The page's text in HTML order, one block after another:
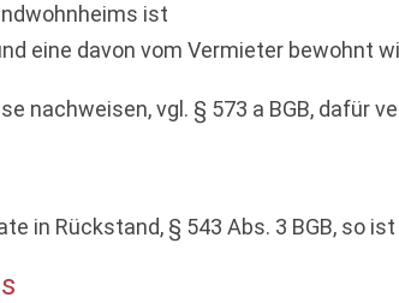
ist
eine davon vom Vermieter bewohnt
nachweisen, vgl. § 573 a BGB, dafür
in Rückstand, § 543 Abs. 3 BGB, so